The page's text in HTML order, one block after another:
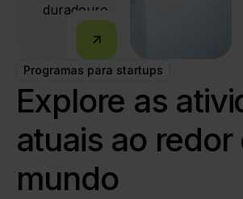
duradouro.
Programas para startups
Explore as
atuais ao redor
mundo